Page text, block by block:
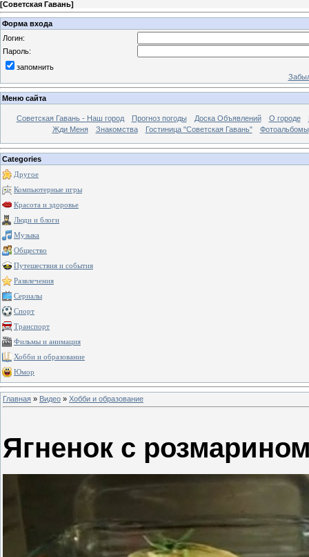
[Советская Гавань]
Форма входа
Логин:
Пароль:
запомнить
Меню сайта
Советская Гавань - Наш город Прогноз погоды Доска Объявлений О городе
Жди Меня
Знакомства Гостиница "Советская Гавань" Фотоальбомы
Categories
Другое
Компьютерные игры
Красота и здоровье
Люди и блоги
Музыка
Общество
Путешествия и события
Развлечения
Сериалы
Спорт
Транспорт
Фильмы и анимация
Хобби и образование
Юмор
Главная » Видео » Хобби и образование
Ягненок с